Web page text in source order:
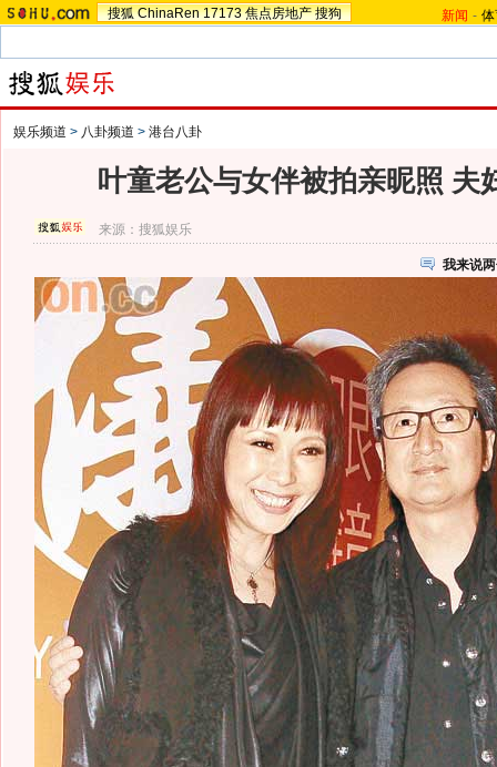
搜狐 ChinaRen 17173 焦点房地产 搜狗 新闻 -
娱乐频道 > 八卦频道 > 港台八卦
叶童老公与女伴被拍亲昵照 夫
来源：搜狐娱乐
我来说